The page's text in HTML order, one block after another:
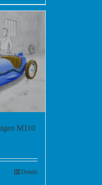
M110
Details